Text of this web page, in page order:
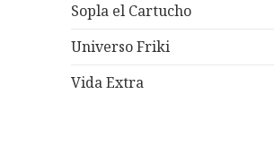
Sopla el Cartucho
Universo Friki
Vida Extra